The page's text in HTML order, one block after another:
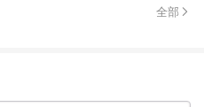
全部